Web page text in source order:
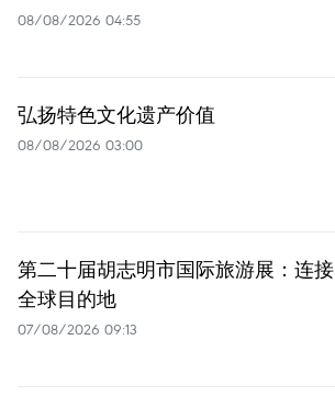
08/08/2026 04:55
弘扬特色文化遗产价值
08/08/2026 03:00
第二十届胡志明市国际旅游展：连接
全球目的地
07/08/2026 09:13